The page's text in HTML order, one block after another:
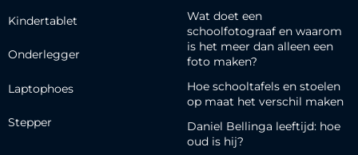
Kindertablet
Onderlegger
Laptophoes
Stepper
Wat doet een
schoolfotograaf en waarom
is het meer dan alleen een
foto maken?
Hoe schooltafels en stoelen
op maat het verschil maken
Daniel Bellinga leeftijd: hoe
oud is hij?